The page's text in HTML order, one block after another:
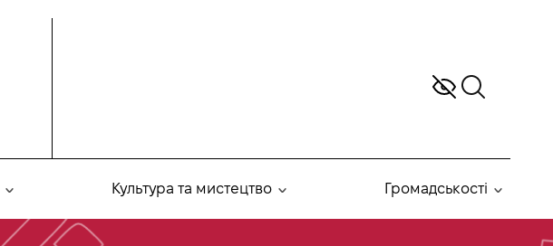
Культура та мистецтво Громадськості